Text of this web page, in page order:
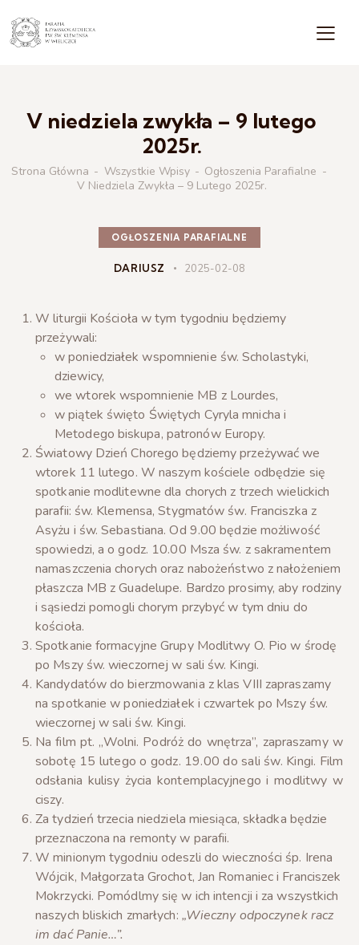
V niedziela zwykła – 9 lutego
2025r.
Strona Główna Wszystkie Wpisy
Ogłoszenia Parafialne
V Niedziela Zwykła – 9 Lutego 2025r.
OGŁOSZENIA PARAFIALNE
DARIUSZ 2025-02-08
W liturgii Kościoła w tym tygodniu będziemy
przeżywali:
w poniedziałek wspomnienie św. Scholastyki,
dziewicy,
we wtorek wspomnienie MB z Lourdes,
w piątek święto Świętych Cyryla mnicha i
Metodego biskupa, patronów Europy.
Światowy Dzień Chorego będziemy przeżywać we
wtorek 11 lutego. W naszym kościele odbędzie się
spotkanie modlitewne dla chorych z trzech wielickich
parafii: św. Klemensa, Stygmatów św. Franciszka z
Asyżu i św. Sebastiana. Od 9.00 będzie możliwość
spowiedzi, a o godz. 10.00 Msza św. z sakramentem
namaszczenia chorych oraz nabożeństwo z nałożeniem
płaszcza MB z Guadelupe. Bardzo prosimy, aby rodziny
i sąsiedzi pomogli chorym przybyć w tym dniu do
kościoła.
Spotkanie formacyjne Grupy Modlitwy O. Pio w środę
po Mszy św. wieczornej w sali św. Kingi.
Kandydatów do bierzmowania z klas VIII zapraszamy
na spotkanie w poniedziałek i czwartek po Mszy św.
wieczornej w sali św. Kingi.
Na film pt. „Wolni. Podróż do wnętrza”, zapraszamy w
sobotę 15 lutego o godz. 19.00 do sali św. Kingi. Film
odsłania kulisy życia kontemplacyjnego i modlitwy w
ciszy.
Za tydzień trzecia niedziela miesiąca, składka będzie
przeznaczona na remonty w parafii.
W minionym tygodniu odeszli do wieczności śp. Irena
Wójcik, Małgorzata Grochot, Jan Romaniec i Franciszek
Mokrzycki. Pomódlmy się w ich intencji i za wszystkich
naszych bliskich zmarłych: „Wieczny odpoczynek racz
im dać Panie…”.